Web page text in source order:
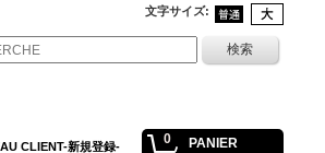
文字サイズ:
0 PANIER
CLIENT-新規登録-